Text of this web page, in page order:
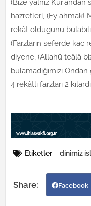
(Bize yalnız
hazretleri, (Ey ahmak!
rekât olduğunu
(Farzların seferde kaç
diyene, (Allahü teâlâ
bulamadığımızı
4 rekâtlı farzları 2
Etiketler dinimiz
Facebook